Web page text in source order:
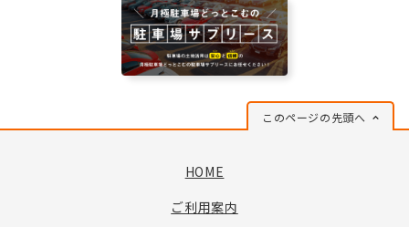
このページの先頭へ
HOME
ご利用案内